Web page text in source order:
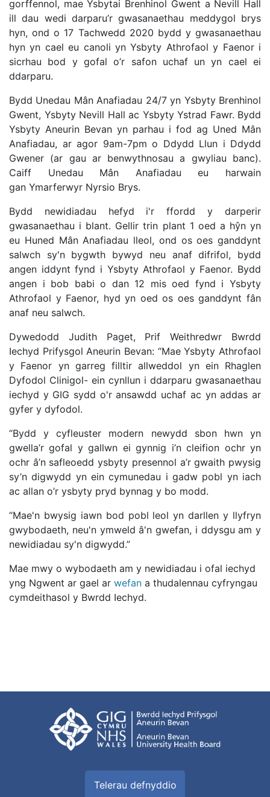
gorffennol, mae Ysbytai Brenhinol Gwent a Nevill Hall
ill dau wedi darparu’r gwasanaethau meddygol brys
hyn, ond o 17 Tachwedd 2020 bydd y gwasanaethau
hyn yn cael eu canoli yn Ysbyty Athrofaol y Faenor i
sicrhau bod y gofal o’r safon uchaf un yn cael ei
ddarparu.
Bydd Unedau Mân Anafiadau 24/7 yn Ysbyty Brenhinol
Gwent, Ysbyty Nevill Hall ac Ysbyty Ystrad Fawr. Bydd
Ysbyty Aneurin Bevan yn parhau i fod ag Uned Mân
Anafiadau, ar agor 9am-7pm o Ddydd Llun i Ddydd
Gwener (ar gau ar benwythnosau a gwyliau banc).
Caiff Unedau Mân Anafiadau eu harwain
gan Ymarferwyr Nyrsio Brys.
Bydd newidiadau hefyd i'r ffordd y darperir
gwasanaethau i blant. Gellir trin plant 1 oed a hŷn yn
eu Huned Mân Anafiadau lleol, ond os oes ganddynt
salwch sy'n bygwth bywyd neu anaf difrifol, bydd
angen iddynt fynd i Ysbyty Athrofaol y Faenor. Bydd
angen i bob babi o dan 12 mis oed fynd i Ysbyty
Athrofaol y Faenor, hyd yn oed os oes ganddynt fân
anaf neu salwch.
Dywedodd Judith Paget, Prif Weithredwr Bwrdd
Iechyd Prifysgol Aneurin Bevan: “Mae Ysbyty Athrofaol
y Faenor yn garreg filltir allweddol yn ein Rhaglen
Dyfodol Clinigol- ein cynllun i ddarparu gwasanaethau
iechyd y GIG sydd o'r ansawdd uchaf ac yn addas ar
gyfer y dyfodol.
“Bydd y cyfleuster modern newydd sbon hwn yn
gwella’r gofal y gallwn ei gynnig i’n cleifion ochr yn
ochr â’n safleoedd ysbyty presennol a’r gwaith pwysig
sy’n digwydd yn ein cymunedau i gadw pobl yn iach
ac allan o’r ysbyty pryd bynnag y bo modd.
“Mae'n bwysig iawn bod pobl leol yn darllen y llyfryn
gwybodaeth, neu'n ymweld â'n gwefan, i ddysgu am y
newidiadau sy'n digwydd.”
Mae mwy o wybodaeth am y newidiadau i ofal iechyd
yng Ngwent ar gael ar wefan a thudalennau cyfryngau
cymdeithasol y Bwrdd Iechyd.
Telerau defnyddio